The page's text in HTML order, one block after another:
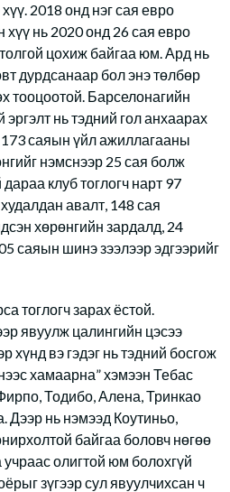
2018 онд нэг сая евро
хүү нь 2020 онд 26 сая евро
цохиж байгаа юм. Ард нь
дурдсанаар бол энэ төлбөр
тооцоотой. Барселонагийн
нь тэдний гол анхаарах
саяын үйл ажиллагааны
нэмснээр 25 сая болж
клуб тоглогч нарт 97
авалт, 148 сая
хөрөнгийн зардалд, 24
саяын шинэ зээлээр эдгээрийг
тоглогч зарах ёстой.
явуулж цалингийн цэсээ
хүнд вэ гэдэг нь тэдний босгож
хамаарна” хэмээн Тебас
Тодибо, Алена, Тринкао
Дээр нь нэмээд Коутиньо,
байгаа боловч нөгөө
учраас олигтой юм болохгүй
зүгээр сул явуулчихсан ч